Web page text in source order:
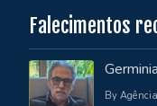
Falecimentos
By